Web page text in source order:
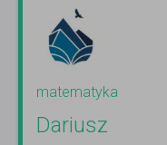
matematyka
Dariusz